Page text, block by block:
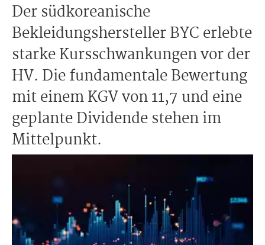
Der südkoreanische
Bekleidungshersteller BYC erlebte
starke Kursschwankungen vor der
HV. Die fundamentale Bewertung
mit einem KGV von 11,7 und eine
geplante Dividende stehen im
Mittelpunkt.